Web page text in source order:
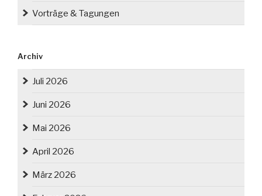
Vorträge & Tagungen
Archiv
Juli 2026
Juni 2026
Mai 2026
April 2026
März 2026